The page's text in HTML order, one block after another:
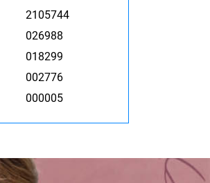
2105744
026988
018299
002776
000005